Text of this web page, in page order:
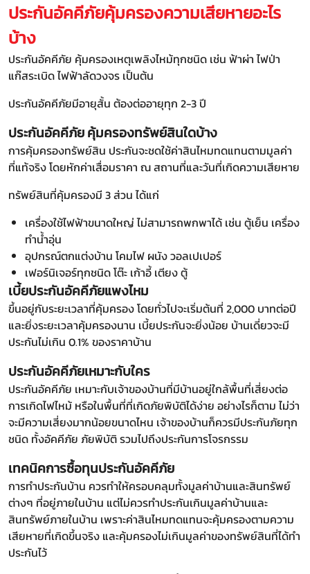
ประกันอัคคีภัยคุ้มครองความเสียหายอะไร
บ้าง
ประกันอัคคีภัย คุ้มครองเหตุเพลิงไหม้ทุกชนิด เช่น ฟ้าผ่า ไฟป่า
แก๊สระเบิด ไฟฟ้าลัดวงจร เป็นต้น
ประกันอัคคีภัยมีอายุสั้น ต้องต่ออายุทุก 2-3 ปี
ประกันอัคคีภัย คุ้มครองทรัพย์สินใดบ้าง
การคุ้มครองทรัพย์สิน ประกันจะชดใช้ค่าสินไหมทดแทนตามมูลค่า
ที่แท้จริง โดยหักค่าเสื่อมราคา ณ สถานที่และวันที่เกิดความเสียหาย
ทรัพย์สินที่คุ้มครองมี 3 ส่วน ได้แก่
เครื่องใช้ไฟฟ้าขนาดใหญ่ ไม่สามารถพกพาได้ เช่น ตู้เย็น เครื่อง
ทำน้ำอุ่น
อุปกรณ์ตกแต่งบ้าน โคมไฟ ผนัง วอลเปเปอร์
เฟอร์นิเจอร์ทุกชนิด โต๊ะ เก้าอี้ เตียง ตู้
เบี้ยประกันอัคคีภัยแพงไหม
ขึ้นอยู่กับระยะเวลาที่คุ้มครอง โดยทั่วไปจะเริ่มต้นที่ 2,000 บาทต่อปี
และยิ่งระยะเวลาคุ้มครองนาน เบี้ยประกันจะยิ่งน้อย บ้านเดี่ยวจะมี
ประกันไม่เกิน 0.1% ของราคาบ้าน
ประกันอัคคีภัยเหมาะกับใคร
ประกันอัคคีภัย เหมาะกับเจ้าของบ้านที่มีบ้านอยู่ใกล้พื้นที่เสี่ยงต่อ
การเกิดไฟไหม้ หรือในพื้นที่ที่เกิดภัยพิบัติได้ง่าย อย่างไรก็ตาม ไม่ว่า
จะมีความเสี่ยงมากน้อยขนาดไหน เจ้าของบ้านก็ควรมีประกันภัยทุก
ชนิด ทั้งอัคคีภัย ภัยพิบัติ รวมไปถึงประกันการโจรกรรม
เทคนิคการซื้อทุนประกันอัคคีภัย
การทำประกันบ้าน ควรทำให้ครอบคลุมทั้งมูลค่าบ้านและสินทรัพย์
ต่างๆ ที่อยู่ภายในบ้าน แต่ไม่ควรทำประกันเกินมูลค่าบ้านและ
สินทรัพย์ภายในบ้าน เพราะค่าสินไหมทดแทนจะคุ้มครองตามความ
เสียหายที่เกิดขึ้นจริง และคุ้มครองไม่เกินมูลค่าของทรัพย์สินที่ได้ทำ
ประกันไว้